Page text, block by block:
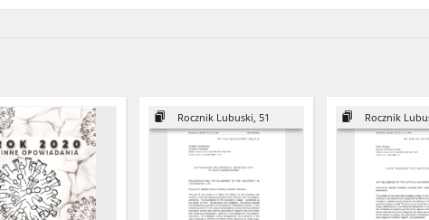
Rocznik Lubuski, 51 Rocznik